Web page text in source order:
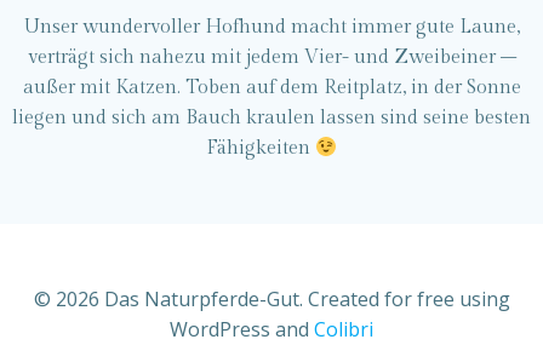
Unser wundervoller Hofhund macht immer gute Laune,
verträgt sich nahezu mit jedem Vier- und Zweibeiner –
außer mit Katzen. Toben auf dem Reitplatz, in der Sonne
liegen und sich am Bauch kraulen lassen sind seine besten
Fähigkeiten
© 2026 Das Naturpferde-Gut. Created for free using
WordPress and Colibri